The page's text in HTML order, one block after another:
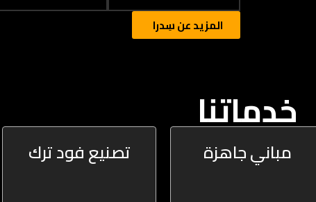
المزيد عن سِدرا
خدماتنا
مباني جاهزة تصنيع فود ترك